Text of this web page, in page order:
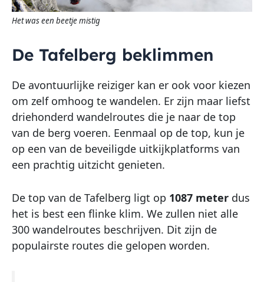
Het was een beetje mistig
De Tafelberg beklimmen
De avontuurlijke reiziger kan er ook voor kiezen
om zelf omhoog te wandelen. Er zijn maar liefst
driehonderd wandelroutes die je naar de top
van de berg voeren. Eenmaal op de top, kun je
op een van de beveiligde uitkijkplatforms van
een prachtig uitzicht genieten.
De top van de Tafelberg ligt op 1087 meter dus
het is best een flinke klim. We zullen niet alle
300 wandelroutes beschrijven. Dit zijn de
populairste routes die gelopen worden.